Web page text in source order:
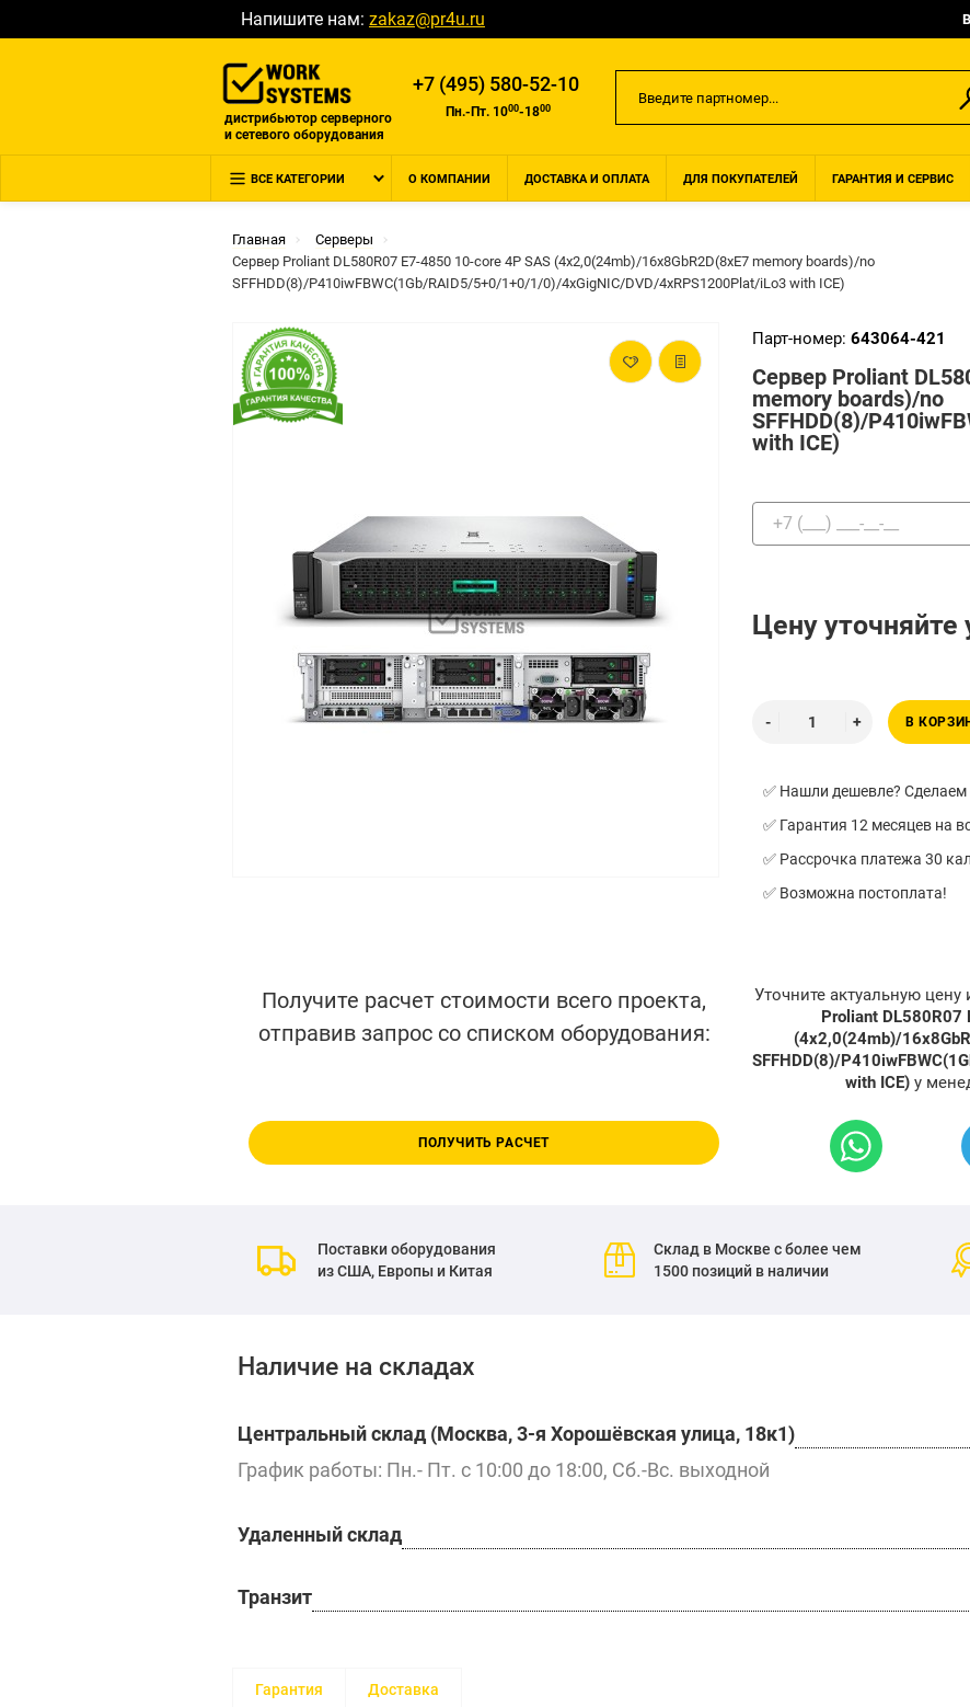
Напишите нам: zakaz@pr4u.ru
дистрибьютор серверного
и сетевого оборудования
+7 (495) 580-52-10
Пн.-Пт. 1000-1800
ВСЕ КАТЕГОРИИ О КОМПАНИИ ДОСТАВКА И ОПЛАТА ДЛЯ ПОКУПАТЕЛЕЙ ГАРАНТИЯ И СЕРВИС
Главная
Серверы
Сервер Proliant DL580R07 E7-4850 10-core 4P SAS (4x2,0(24mb)/16x8GbR2D(8xE7 memory boards)/no
SFFHDD(8)/P410iwFBWC(1Gb/RAID5/5+0/1+0/1/0)/4xGigNIC/DVD/4xRPS1200Plat/iLo3 with ICE)
Парт-номер: 643064-421
Сервер Proliant
memory boards)/no
SFFHDD(8)/
with ICE)
Цену
В
✅ Нашли дешевле? Сделаем
✅ Гарантия 12 месяцев на
✅ Рассрочка платежа 30
✅ Возможна постоплата!
Получите расчет стоимости всего проекта,
отправив запрос со списком оборудования:
ПОЛУЧИТЬ РАСЧЕТ
Уточните актуальную
Proliant DL580R07
(4x2,0(24mb)/
SFFHDD(8)/
with ICE) у
Поставки оборудования
из США, Европы и Китая
Склад в Москве с более чем
1500 позиций в наличии
Наличие на складах
Центральный склад (Москва, 3-я Хорошёвская улица, 18к1)
График работы: Пн.- Пт. с 10:00 до 18:00, Сб.-Вс. выходной
Удаленный склад
Транзит
Гарантия Доставка